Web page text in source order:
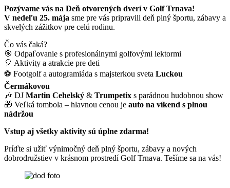
Pozývame vás na Deň otvorených dverí v Golf Trnava!
V nedeľu 25. mája sme pre vás pripravili deň plný športu, zábavy a
skvelých zážitkov pre celú rodinu.
Čo vás čaká?
🎯 Odpaľovanie s profesionálnymi golfovými lektormi
🎈 Aktivity a atrakcie pre deti
⚽ Footgolf a autogramiáda s majsterkou sveta Luckou
Čermákovou
🎶 DJ Martin Cehelský & Trumpetix s parádnou hudobnou show
🎁 Veľká tombola – hlavnou cenou je auto na víkend s plnou
nádržou
Vstup aj všetky aktivity sú úplne zdarma!
Príďte si užiť výnimočný deň plný športu, zábavy a nových
dobrodružstiev v krásnom prostredí Golf Trnava. Tešíme sa na vás!